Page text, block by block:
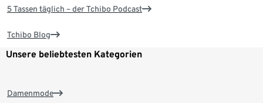
5 Tassen täglich – der Tchibo Podcast
Tchibo Blog
Unsere beliebtesten Kategorien
Damenmode